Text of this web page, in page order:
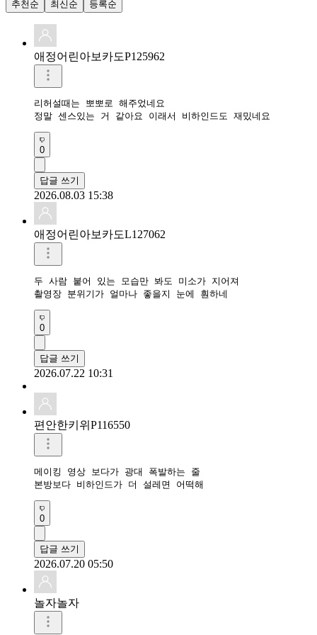
추천순 최신순 등록순
애정어린아보카도P125962
리허설때는 뽀뽀로 해주었네요
정말 센스있는 거 같아요 이래서 비하인드도 재밌네요
0
답글 쓰기
2026.08.03 15:38
애정어린아보카도L127062
두 사람 붙어 있는 모습만 봐도 미소가 지어져
촬영장 분위기가 얼마나 좋을지 눈에 훤하네
0
답글 쓰기
2026.07.22 10:31
편안한키위P116550
메이킹 영상 보다가 광대 폭발하는 줄
본방보다 비하인드가 더 설레면 어떡해
0
답글 쓰기
2026.07.20 05:50
놀자놀자